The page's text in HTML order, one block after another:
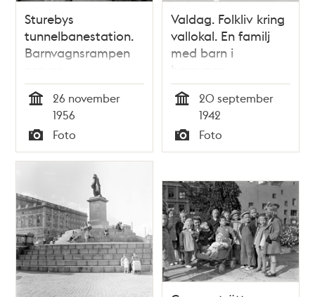
Sturebys
tunnelbanestation.
Barnvagnsrampen
26 november
1956
Typ
Foto
Valdag. Folkliv kring
vallokal. En familj
med barn i
barnvagn
20 september
1942
Typ
Foto